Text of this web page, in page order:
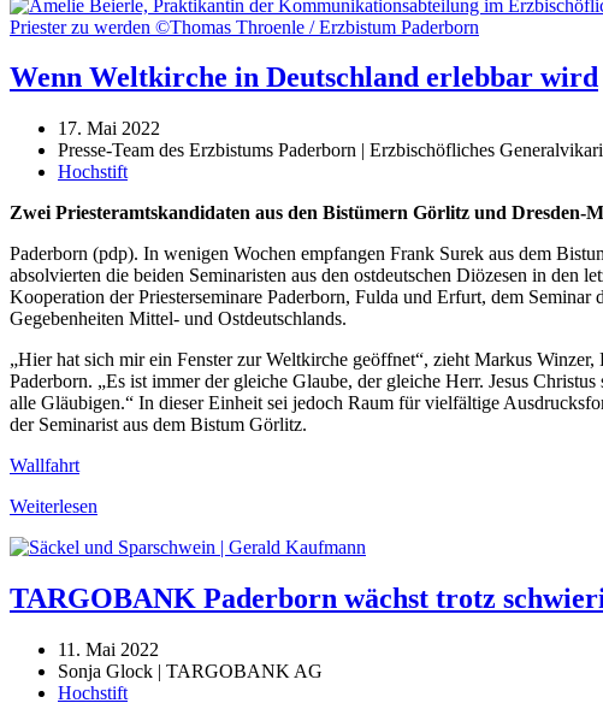
Wenn Weltkirche in Deutschland erlebbar wird
17. Mai 2022
Presse-Team des Erzbistums Paderborn | Erzbischöfliches
Hochstift
Zwei Priesteramtskandidaten aus den Bistümern Görlitz und
Paderborn (pdp). In wenigen Wochen empfangen Frank Surek aus dem
absolvierten die beiden Seminaristen aus den ostdeutschen Diözesen in
Kooperation der Priesterseminare Paderborn, Fulda und Erfurt, dem
Gegebenheiten Mittel- und Ostdeutschlands.
„Hier hat sich mir ein Fenster zur Weltkirche geöffnet“, zieht Markus
Paderborn. „Es ist immer der gleiche Glaube, der gleiche Herr. Jesus
alle Gläubigen.“ In dieser Einheit sei jedoch Raum für vielfältige
der Seminarist aus dem Bistum Görlitz.
Wallfahrt
Weiterlesen
TARGOBANK Paderborn wächst trotz
11. Mai 2022
Sonja Glock | TARGOBANK AG
Hochstift